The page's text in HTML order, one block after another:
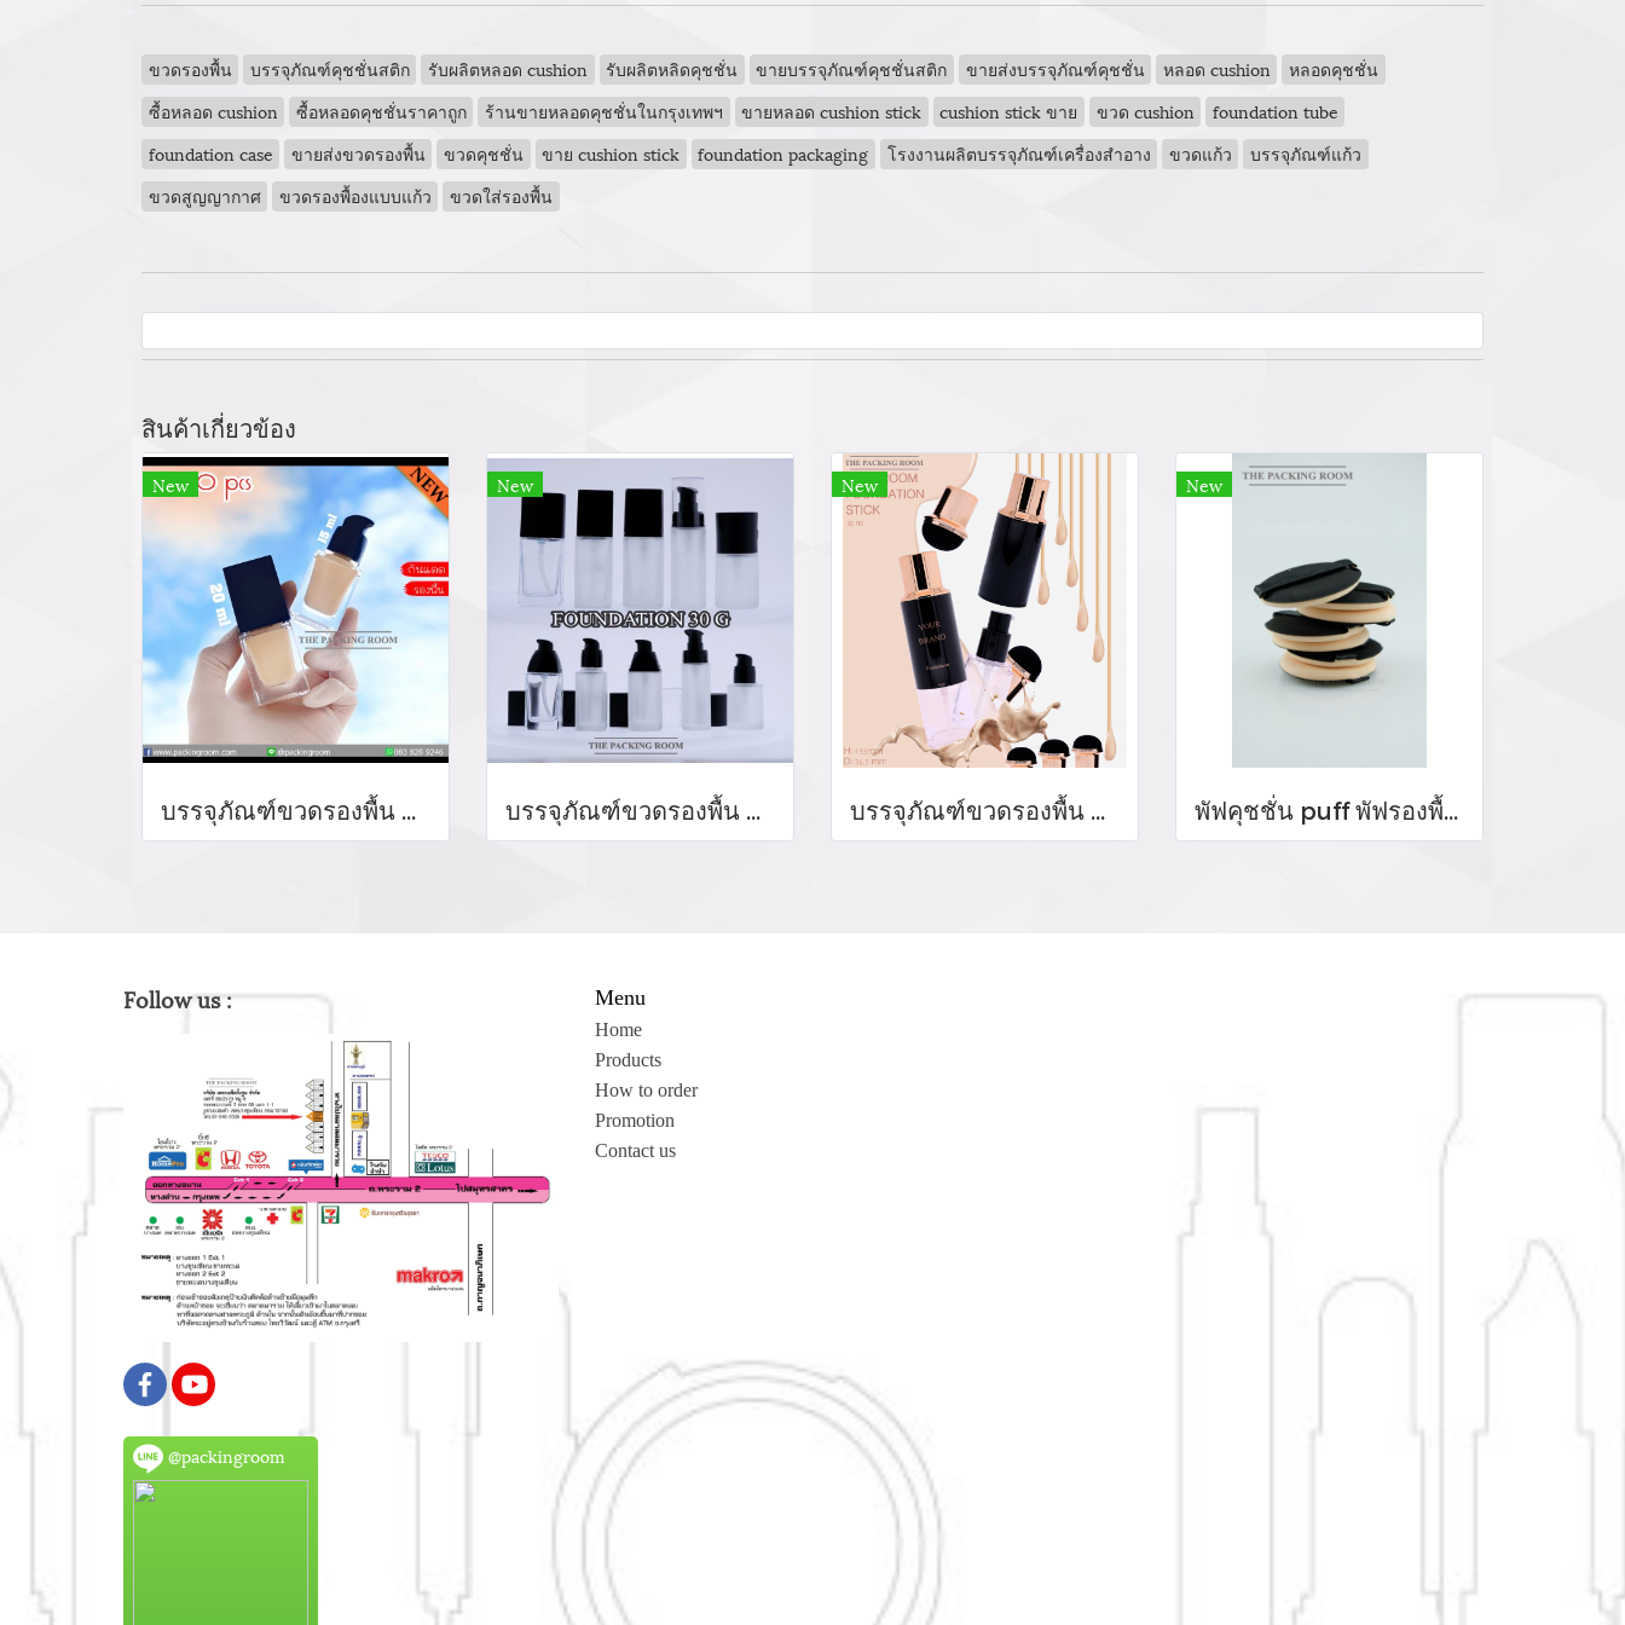
ขวดรองพื้น บรรจุภัณฑ์คุชชั่นสติก รับผลิตหลอด cushion รับผลิตหลิดคุชชั่น ขายบรรจุภัณฑ์คุชชั่นสติก ขายส่งบรรจุภัณฑ์คุชชั่น หลอด cushion
หลอดคุชชั่น
ซื้อหลอด cushion
ซื้อหลอดคุชชั่นราคาถูก ร้านขายหลอดคุชชั่นในกรุงเทพฯ ขายหลอด cushion stick cushion stick ขาย ขวด cushion
foundation tube
foundation case
ขายส่งขวดรองพื้น ขวดคุชชั่น ขาย cushion stick foundation packaging โรงงานผลิตบรรจุภัณฑ์เครื่องสำอาง ขวดแก้ว
บรรจุภัณฑ์แก้ว
ขวดสูญญากาศ
ขวดรองพื้องแบบแก้ว ขวดใส่รองพื้น
สินค้าเกี่ยวข้อง
New
บรรจุภัณฑ์ขวดรองพื้น ตลับคุชชั่น ขวดรองพื้น foundation bootle/ cushion tube บรรจุภัณฑ์แก้ว Glass tube จำหน่ายบรรจุภัณฑ์เครื่องสำอางทุกประเภท
New
บรรจุภัณฑ์ขวดรองพื้น ตลับคุชชั่น ขายส่งขวดรองพื้น foundation bootle/ cushion tube บรรจุภัณฑ์แก้ว Glass tube จำหน่ายบรรจุภัณฑ์เครื่องสำอางทุกประเภท
New
บรรจุภัณฑ์ขวดรองพื้น ตลับคุชชั่น ขายส่งขวดรองพื้น foundation bootle/ cushion tube บรรจุภัณฑ์แก้ว Glass tube จำหน่ายบรรจุภัณฑ์เครื่องสำอางทุกประเภท
New
พัฟคุชชั่น puff พัฟรองพื้น สกรีนโลโก้พัฟแป้ง ร้านขายบรรจุภัณฑ์ จำหน่ายบรรจุภัณฑ์เครื่องสำอางทุกประเภท
Follow us :
@packingroom
Menu
Home
Products
How to order
Promotion
Contact us